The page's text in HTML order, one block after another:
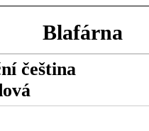
Blafárna
čeština